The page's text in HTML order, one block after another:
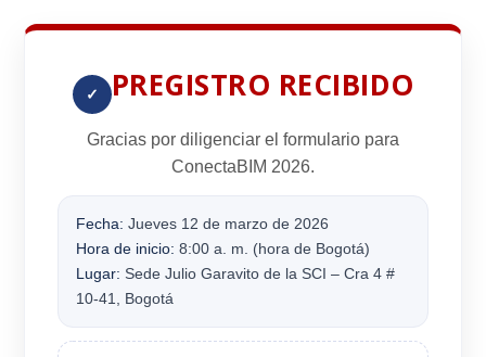
✓ PREGISTRO RECIBIDO
Gracias por diligenciar el formulario para
ConectaBIM 2026.
Fecha: Jueves 12 de marzo de 2026
Hora de inicio: 8:00 a. m. (hora de Bogotá)
Lugar: Sede Julio Garavito de la SCI – Cra 4 #
10-41, Bogotá